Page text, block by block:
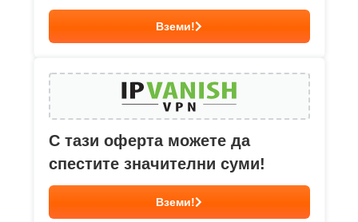
Вземи!
С тази оферта можете да
спестите значителни суми!
Вземи!